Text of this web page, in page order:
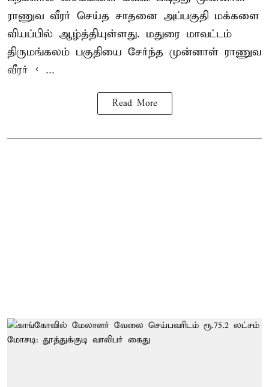
ராணுவ வீரர் செய்த சாதனை அப்பகுதி மக்களை
வியப்பில் ஆழ்த்தியுள்ளது. மதுரை மாவட்டம்
திருமங்கலம் பகுதியை சேர்ந்த முன்னாள் ராணுவ
வீரர் < ...
Read More